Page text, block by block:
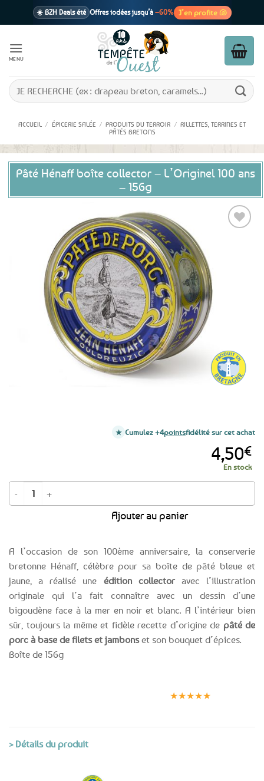
☀️ BZH Deals été Offres iodées jusqu’à –60% J’en profite 🐚
1 cadeau offertdès 39€ d’achats
En point relais dès 3,95€ seulement
MENU
Recherche
pour :
ACCUEIL / ÉPICERIE SALÉE / PRODUITS DU TERROIR / RILLETTES, TERRINES ET
PÂTÉS BRETONS
Pâté Hénaff boîte collector – L’Originel 100 ans
– 156g
A l’occasion de son 100ème anniversaire, la conserverie
bretonne Hénaff, célèbre pour sa boîte de pâté bleue et
jaune, a réalisé une édition collector avec l’illustration
originale qui l’a fait connaître avec un dessin d’une
bigoudène face à la mer en noir et blanc. A l’intérieur bien
sûr, toujours la même et fidèle recette d’origine de pâté de
porc à base de filets et jambonset son bouquet d’épices.
Boîte de 156g
4,50€
En stock
quantité de Pâté Hénaff boîte collector - L'Originel 100 ans - 156g
Ajouter au panier
Cumulez +4pointsfidélité sur cet achat
★★★★★
> Détails du produit